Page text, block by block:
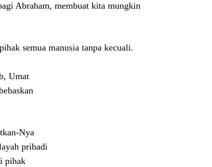
Abraham, membuat kita mungkin
semua manusia tanpa kecuali.
Umat
Nya
pribadi
pihak